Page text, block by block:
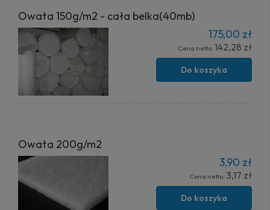
Owata 150g/m2 - cała belka(40mb)
175,00 zł
Cena netto: 142,28 zł
Do koszyka
Owata 200g/m2
3,90 zł
Cena netto: 3,17 zł
Do koszyka